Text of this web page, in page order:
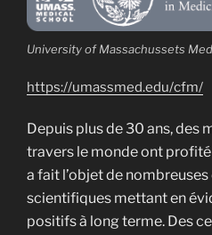
University of Massachussets
https://umassmed.edu/cfm/
Depuis plus de 30 ans, des
travers le monde ont
a fait l’objet de
scientifiques mettant en
positifs à long terme. Des